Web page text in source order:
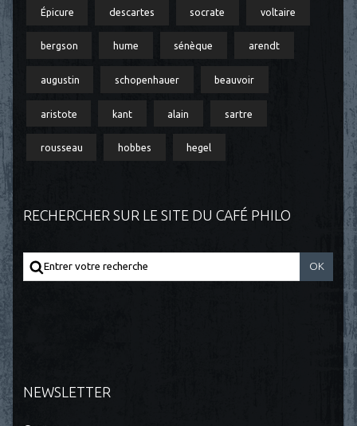
Épicure descartes socrate voltaire
bergson hume sénèque arendt
augustin schopenhauer beauvoir
aristote kant alain sartre
rousseau hobbes hegel
RECHERCHER SUR LE SITE DU CAFÉ PHILO
NEWSLETTER